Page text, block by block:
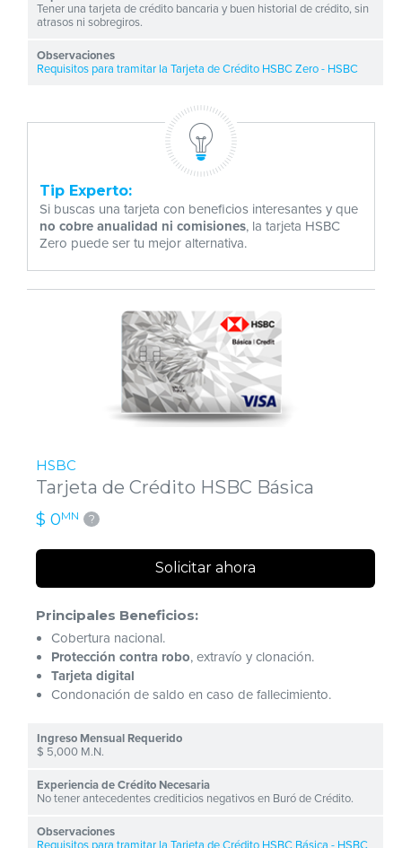
Tip Experto:
Si buscas una tarjeta con beneficios interesantes y que
no cobre anualidad ni comisiones, la tarjeta HSBC
Zero puede ser tu mejor alternativa.
Tener una tarjeta de crédito bancaria y buen historial de crédito, sin
atrasos ni sobregiros.
Requisitos para tramitar la Tarjeta de Crédito HSBC Zero - HSBC
HSBC
Tarjeta de Crédito HSBC Básica
$ 0MN ?
Solicitar ahora
Principales Beneficios:
Cobertura nacional.
Protección contra robo, extravío y clonación.
Tarjeta digital
Condonación de saldo en caso de fallecimiento.
$ 5,000 M.N.
No tener antecedentes crediticios negativos en Buró de Crédito.
Requisitos para tramitar la Tarjeta de Crédito HSBC Básica - HSBC